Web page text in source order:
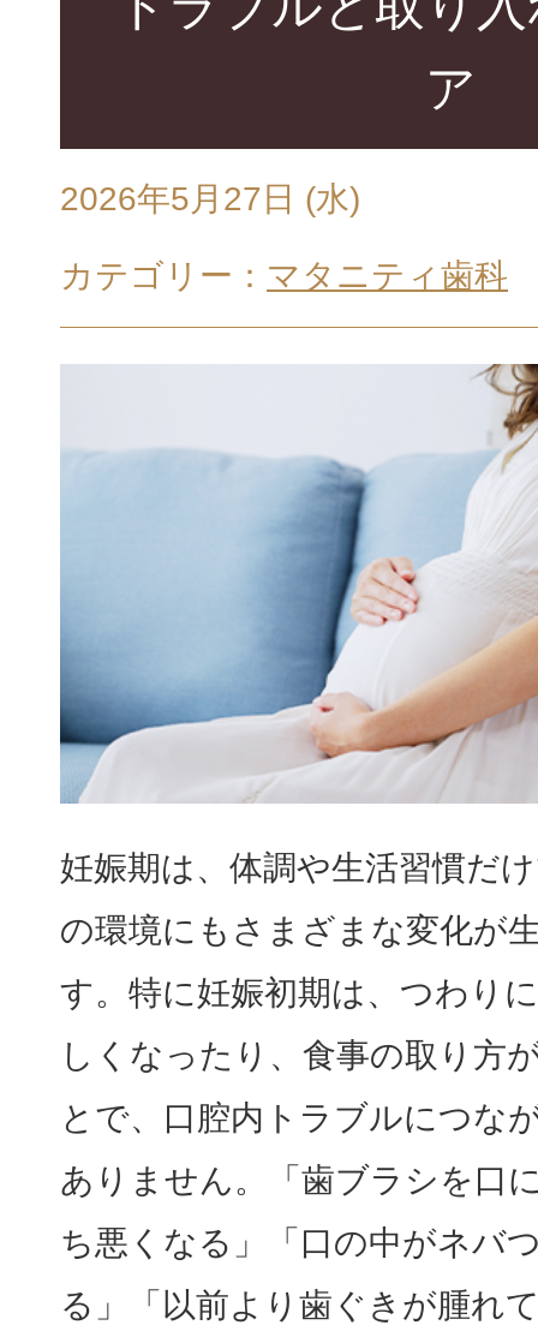
ア
2026年5月27日 (水)
カテゴリー： マタニティ歯科
妊娠期は、体調や生活習慣だ
の環境にもさまざまな変化が
す。特に妊娠初期は、つわり
しくなったり、食事の取り方
とで、口腔内トラブルにつな
ありません。「歯ブラシを口
ち悪くなる」「口の中がネバ
る」「以前より歯ぐきが腫れ